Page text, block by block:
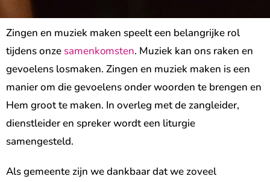
Zingen en muziek maken speelt een belangrijke rol
tijdens onze samenkomsten. Muziek kan ons raken en
gevoelens losmaken. Zingen en muziek maken is een
manier om die gevoelens onder woorden te brengen en
Hem groot te maken. In overleg met de zangleider,
dienstleider en spreker wordt een liturgie
samengesteld.
Als gemeente zijn we dankbaar dat we zoveel